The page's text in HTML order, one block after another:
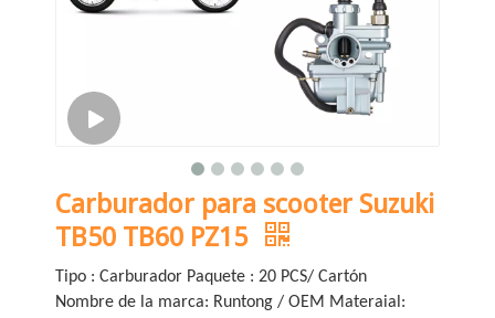
Carburador para scooter Suzuki
TB50 TB60 PZ15
Tipo : Carburador Paquete : 20 PCS/ Cartón
Nombre de la marca: Runtong / OEM Materaial: